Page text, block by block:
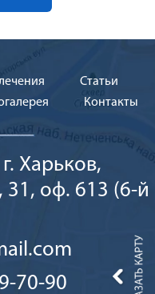
Cтатьи
Контакты
Харьков,
31, оф. 613 (6-й
70-90